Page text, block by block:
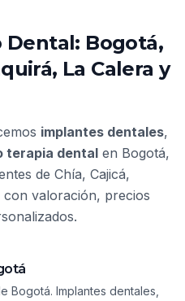
Bogotá,
La Calera y
implantes dentales,
terapia dental en Bogotá,
de Chía, Cajicá,
con valoración, precios
Bogotá. Implantes dentales,